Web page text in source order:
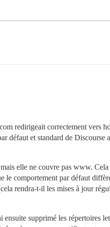
redirigeait correctement vers
défaut et standard de Discourse
elle ne couvre pas www.
le comportement par défaut
rendra-t-il les mises à jour
supprimé les répertoires